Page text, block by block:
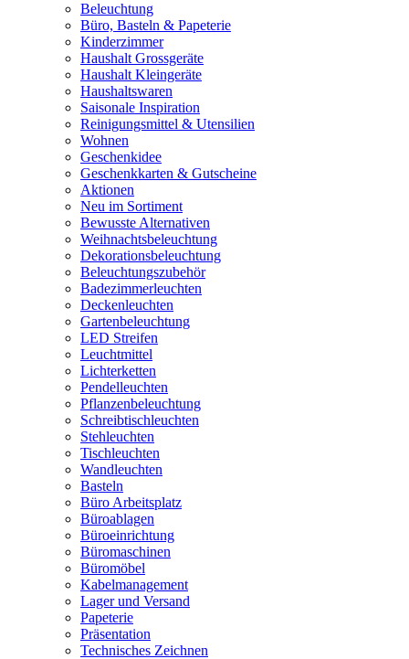
Beleuchtung
Büro, Basteln & Papeterie
Kinderzimmer
Haushalt Grossgeräte
Haushalt Kleingeräte
Haushaltswaren
Saisonale Inspiration
Reinigungsmittel & Utensilien
Wohnen
Geschenkidee
Geschenkkarten & Gutscheine
Aktionen
Neu im Sortiment
Bewusste Alternativen
Weihnachtsbeleuchtung
Dekorationsbeleuchtung
Beleuchtungszubehör
Badezimmerleuchten
Deckenleuchten
Gartenbeleuchtung
LED Streifen
Leuchtmittel
Lichterketten
Pendelleuchten
Pflanzenbeleuchtung
Schreibtischleuchten
Stehleuchten
Tischleuchten
Wandleuchten
Basteln
Büro Arbeitsplatz
Büroablagen
Büroeinrichtung
Büromaschinen
Büromöbel
Kabelmanagement
Lager und Versand
Papeterie
Präsentation
Technisches Zeichnen